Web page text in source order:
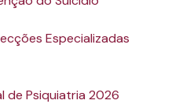
Especializadas
de Psiquiatria 2026